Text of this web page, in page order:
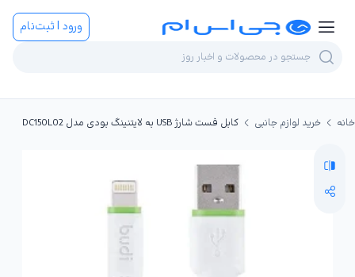
ورود | ثبت‌نام
خانه خرید لوازم جانبی کابل فست شارژ USB به لایتنینگ بودی مدل DC150L02